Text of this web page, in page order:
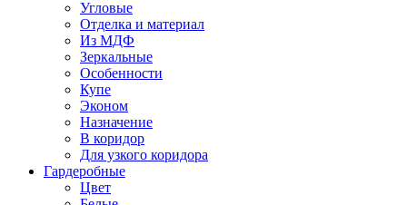
Угловые
Отделка и материал
Из МДФ
Зеркальные
Особенности
Купе
Эконом
Назначение
В коридор
Для узкого коридора
Гардеробные
Цвет